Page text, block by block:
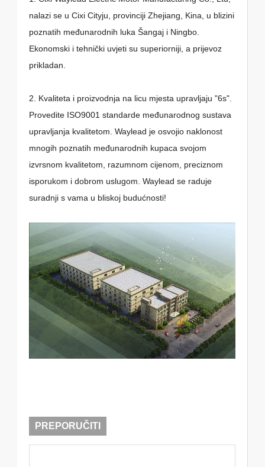
nalazi se u Cixi Cityju, provinciji Zhejiang, Kina, u blizini
poznatih međunarodnih luka Šangaj i Ningbo.
Ekonomski i tehnički uvjeti su superiorniji, a prijevoz
prikladan.
2. Kvaliteta i proizvodnja na licu mjesta upravljaju "6s".
Provedite ISO9001 standarde međunarodnog sustava
upravljanja kvalitetom. Waylead je osvojio naklonost
mnogih poznatih međunarodnih kupaca svojom
izvrsnom kvalitetom, razumnom cijenom, preciznom
isporukom i dobrom uslugom. Waylead se raduje
suradnji s vama u bliskoj budućnosti!
PREPORUČITI